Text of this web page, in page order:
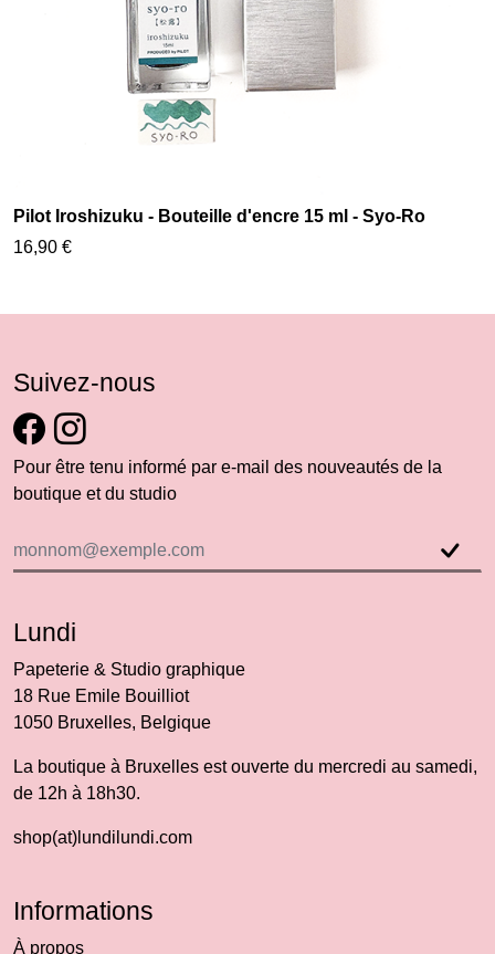
Pilot Iroshizuku - Bouteille d'encre 15 ml - Syo-Ro
16,90 €
Suivez-nous
Pour être tenu informé par e-mail des nouveautés de la
boutique et du studio
Lundi
Papeterie & Studio graphique
18 Rue Emile Bouilliot
1050 Bruxelles, Belgique
La boutique à Bruxelles est ouverte du mercredi au samedi,
de 12h à 18h30.
shop(at)lundilundi.com
Informations
À propos